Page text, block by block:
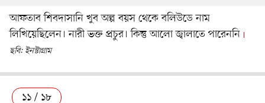
আফতাব শিবদাসানি খুব অল্প বয়স থেকে বলিউডে নাম
লিখিয়েছিলেন। নারী ভক্ত প্রচুর। কিন্তু আলো জ্বালাতে পারেননি
ছবি: ইনস্টাগ্রাম
১১ / ১৮